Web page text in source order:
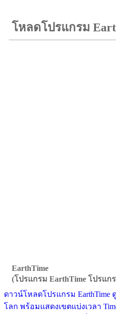
โหลดโปรแกรม
EarthTime
(โปรแกรม EarthTime โปรแก
ดาวน์โหลดโปรแกรม EarthTime
โลก พร้อมแสดงเขตแบ่งเวลา